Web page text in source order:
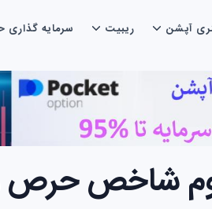
آپشن ریبیت سرمایه گذاری
شاخص حرص